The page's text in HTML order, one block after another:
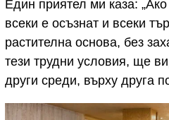
Един приятел ми каза:
всеки е осъзнат и всеки
растителна основа, без
тези трудни условия, ще
други среди, върху друга